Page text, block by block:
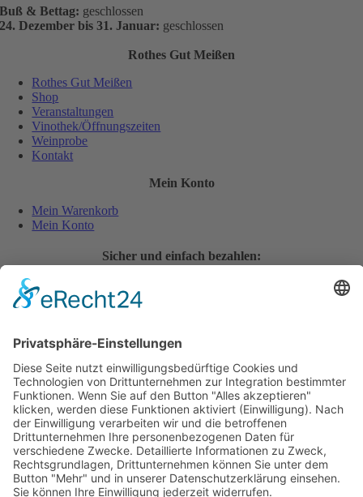
Buß & Bettag: geschlossen
24. Dezember bis 31. Januar: geschlossen
Rothes Gut Meißen
Rothes Gut Meißen
Shop
Veranstaltungen
Vinothek/Öffnungszeiten
Weinprobe
Kontakt
Mein Konto
Mein Warenkorb
Mein Konto
Sicher und einfach bezahlen:
Downloads
Jugendschutz
Zahlungsarten
Lieferung und Versandkosten
Vertrag widerrufen
Widerrufsbelehrung
AGB
Cookie-Einstellungen